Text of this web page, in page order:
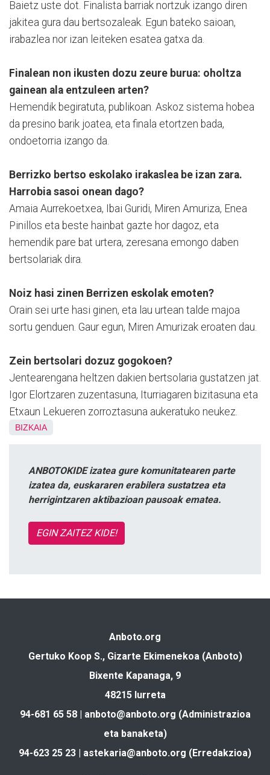
Baietz uste dot. Finalista barriak nortzuk izango diren
jakitea gura dau bertsozaleak. Egun bateko saioan,
irabazlea nor izan leiteken esatea gatxa da.
Finalean non ikusten dozu zeure burua: oholtza
gainean ala entzuleen arten?
Hemendik begiratuta, publikoan. Askoz sistema hobea
da presino barik joatea, eta finala etortzen bada,
ondoetorria izango da.
Berrizko bertso eskolako irakaslea be izan zara.
Harrobia sasoi onean dago?
Amaia Aurrekoetxea, Ibai Guridi, Miren Amuriza, Enea
Pinillos eta beste hainbat gazte hor dagoz, eta
hemendik pare bat urtera, zeresana emongo daben
bertsolariak dira.
Noiz hasi zinen Berrizen eskolak emoten?
Orain sei urte hasi ginen, eta lau urtean talde majoa
sortu genduen. Gaur egun, Miren Amurizak eroaten dau.
Zein bertsolari dozuz gogokoen?
Jentearengana heltzen dakien bertsolaria gustatzen jat.
Igor Elortzaren zuzentasuna, Iturriagaren bizitasuna eta
Etxaun Lekueren zorroztasuna aukeratuko neukez.
BIZKAIA
ANBOTOKIDE izatea gure komunitatearen parte
izatea da, euskararen erabilera sustatzea eta
herrigintzaren aktibazioan pausoak ematea.
EGIN ZAITEZ KIDE!
Anboto.org
Gertuko Koop S., Gizarte Ekimenekoa (Anboto)
Bixente Kapanaga, 9
48215 Iurreta
94-681 65 58 | anboto@anboto.org (Administrazioa
eta banaketa)
94-623 25 23 | astekaria@anboto.org (Erredakzioa)